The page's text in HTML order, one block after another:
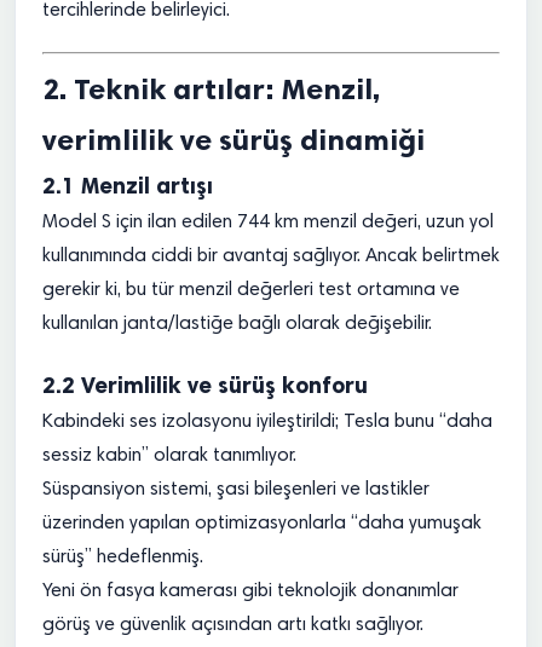
tercihlerinde belirleyici.
2. Teknik artılar: Menzil,
verimlilik ve sürüş dinamiği
2.1 Menzil artışı
Model S için ilan edilen 744 km menzil değeri, uzun yol
kullanımında ciddi bir avantaj sağlıyor. Ancak belirtmek
gerekir ki, bu tür menzil değerleri test ortamına ve
kullanılan janta/lastiğe bağlı olarak değişebilir.
2.2 Verimlilik ve sürüş konforu
Kabindeki ses izolasyonu iyileştirildi; Tesla bunu “daha
sessiz kabin” olarak tanımlıyor.
Süspansiyon sistemi, şasi bileşenleri ve lastikler
üzerinden yapılan optimizasyonlarla “daha yumuşak
sürüş” hedeflenmiş.
Yeni ön fasya kamerası gibi teknolojik donanımlar
görüş ve güvenlik açısından artı katkı sağlıyor.